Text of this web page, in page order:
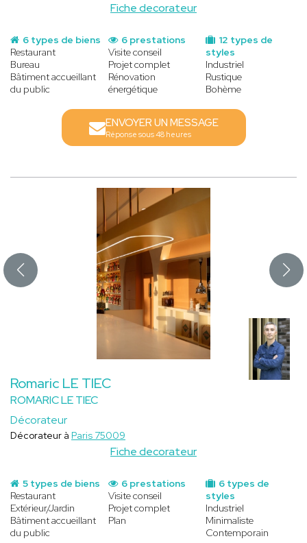
Fiche decorateur
6 types de biens
Restaurant
Bureau
Bâtiment accueillant
du public
12 types de
styles
Industriel
Rustique
Bohème
6 prestations
Visite conseil
Projet complet
Rénovation
énergétique
ENVOYER UN MESSAGE
Réponse sous 48 heures
Romaric LE TIEC
ROMARIC LE TIEC
Décorateur
Fiche decorateur
Décorateur à Paris 75009
5 types de biens
Restaurant
Extérieur/Jardin
Bâtiment accueillant
du public
6 types de
styles
Industriel
Minimaliste
Contemporain
6 prestations
Visite conseil
Projet complet
Plan